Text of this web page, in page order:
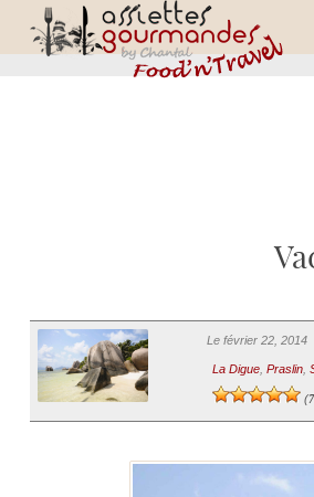
Le février 22, 2014
La Digue, Praslin,
(7